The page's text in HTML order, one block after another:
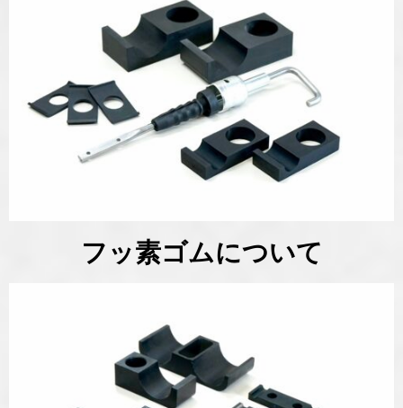
フッ素ゴムについて